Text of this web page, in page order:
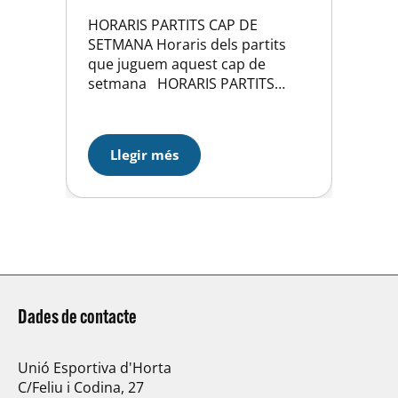
HORARIS PARTITS CAP DE
SETMANA Horaris dels partits
que juguem aquest cap de
setmana HORARIS PARTITS
PATINATGE Dissabte 10 Horari:
14 H a 19:30?h Aquest dissabte
dia 10 de juny se celebrarà en el
Club la 1a Prova Social…
Llegir més
Dades de contacte
Unió Esportiva d'Horta
C/Feliu i Codina, 27